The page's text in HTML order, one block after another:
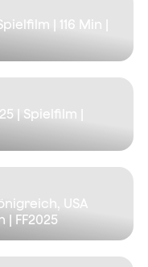
| 116 Min
| Spielfilm |
USA
| FF2025